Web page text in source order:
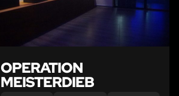
OPERATION
MEISTERDIEB